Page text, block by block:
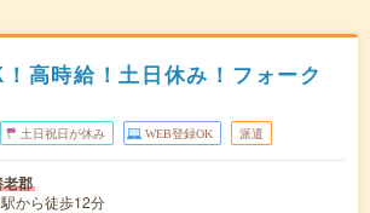
高時給！土日休み！フォーク
土日祝日が休み WEB登録OK 派遣
郡
から徒歩12分